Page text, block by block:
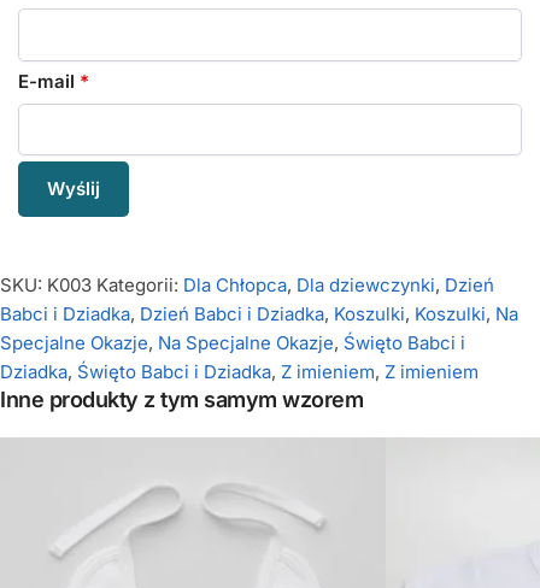
E-mail *
SKU: K003 Kategorii: Dla Chłopca, Dla dziewczynki, Dzień
Babci i Dziadka, Dzień Babci i Dziadka, Koszulki, Koszulki, Na
Specjalne Okazje, Na Specjalne Okazje, Święto Babci i
Dziadka, Święto Babci i Dziadka, Z imieniem, Z imieniem
Inne produkty z tym samym wzorem